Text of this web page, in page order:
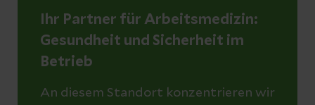
Ihr Partner für Arbeitsmedizin:
Gesundheit und Sicherheit im
Betrieb
An diesem Standort konzentrieren wir